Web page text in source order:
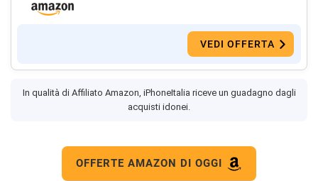
VEDI OFFERTA
In qualità di Affiliato Amazon, iPhoneItalia riceve un guadagno dagli
acquisti idonei.
OFFERTE AMAZON DI OGGI